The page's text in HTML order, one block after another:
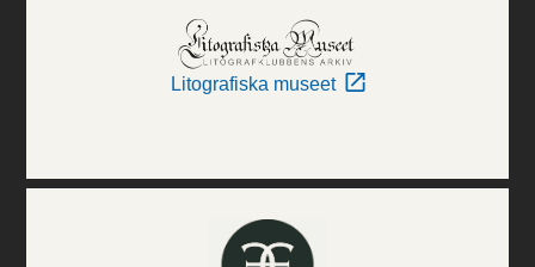
Litografiska museet